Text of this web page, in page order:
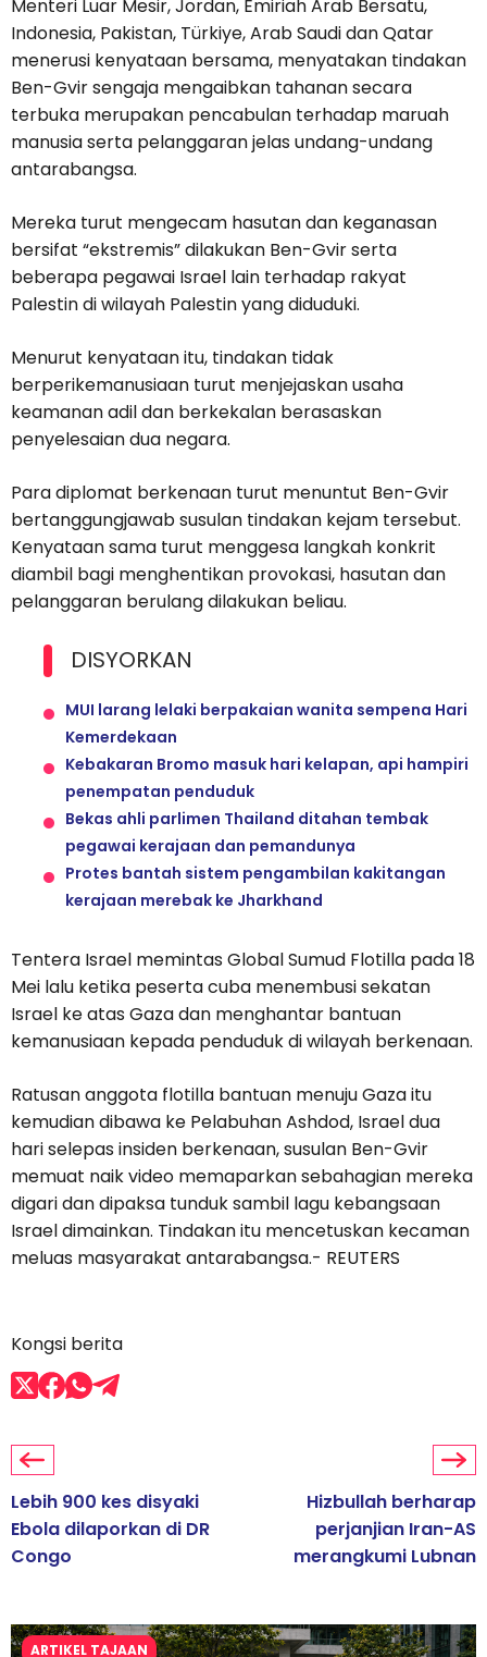
Menteri Luar Mesir, Jordan, Emiriah Arab Bersatu,
Indonesia, Pakistan, Türkiye, Arab Saudi dan Qatar
menerusi kenyataan bersama, menyatakan tindakan
Ben-Gvir sengaja mengaibkan tahanan secara
terbuka merupakan pencabulan terhadap maruah
manusia serta pelanggaran jelas undang-undang
antarabangsa.
Mereka turut mengecam hasutan dan keganasan
bersifat “ekstremis” dilakukan Ben-Gvir serta
beberapa pegawai Israel lain terhadap rakyat
Palestin di wilayah Palestin yang diduduki.
Menurut kenyataan itu, tindakan tidak
berperikemanusiaan turut menjejaskan usaha
keamanan adil dan berkekalan berasaskan
penyelesaian dua negara.
Para diplomat berkenaan turut menuntut Ben-Gvir
bertanggungjawab susulan tindakan kejam tersebut.
Kenyataan sama turut menggesa langkah konkrit
diambil bagi menghentikan provokasi, hasutan dan
pelanggaran berulang dilakukan beliau.
DISYORKAN
MUI larang lelaki berpakaian wanita sempena Hari
Kemerdekaan
Kebakaran Bromo masuk hari kelapan, api hampiri
penempatan penduduk
Bekas ahli parlimen Thailand ditahan tembak
pegawai kerajaan dan pemandunya
Protes bantah sistem pengambilan kakitangan
kerajaan merebak ke Jharkhand
Tentera Israel memintas Global Sumud Flotilla pada 18
Mei lalu ketika peserta cuba menembusi sekatan
Israel ke atas Gaza dan menghantar bantuan
kemanusiaan kepada penduduk di wilayah berkenaan.
Ratusan anggota flotilla bantuan menuju Gaza itu
kemudian dibawa ke Pelabuhan Ashdod, Israel dua
hari selepas insiden berkenaan, susulan Ben-Gvir
memuat naik video memaparkan sebahagian mereka
digari dan dipaksa tunduk sambil lagu kebangsaan
Israel dimainkan. Tindakan itu mencetuskan kecaman
meluas masyarakat antarabangsa.- REUTERS
Kongsi berita
Lebih 900 kes disyaki
Ebola dilaporkan di DR
Congo
Hizbullah berharap
perjanjian Iran-AS
merangkumi Lubnan
ARTIKEL TAJAAN